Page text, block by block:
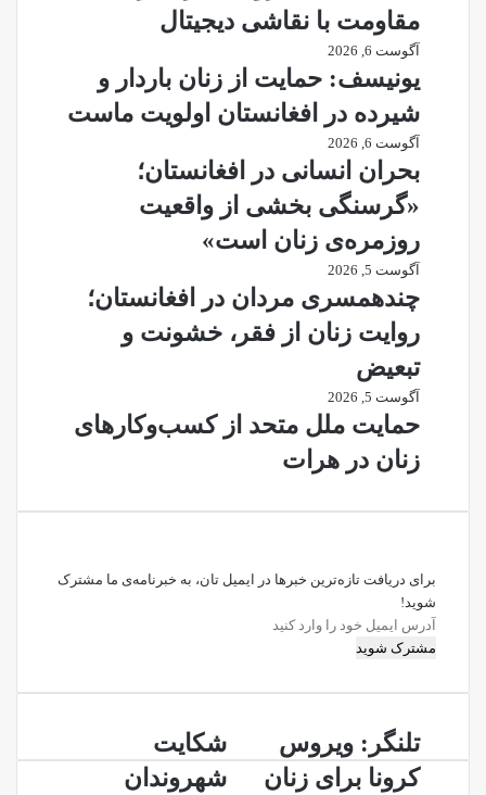
مقاومت با نقاشی دیجیتال
آگوست 6, 2026
یونیسف: حمایت از زنان باردار و
شیرده در افغانستان اولویت ماست
آگوست 6, 2026
بحران انسانی در افغانستان؛
«گرسنگی بخشی از واقعیت
روزمره‌ی زنان است»
آگوست 5, 2026
چندهمسری مردان در افغانستان؛
روایت زنان از فقر، خشونت و
تبعیض
آگوست 5, 2026
حمایت ملل متحد از کسب‌وکارهای
زنان در هرات
برای دریافت تازه‌ترین خبرها در ایمیل تان، به خبرنامه‌ی ما مشترک
شوید!
آدرس
ایمیل
را
کنید
شکایت
شهروندان
هرات
شکایت
شهروندان
تلنگر:
ویروس
کرونا
تلنگر: ویروس
کرونا برای زنان